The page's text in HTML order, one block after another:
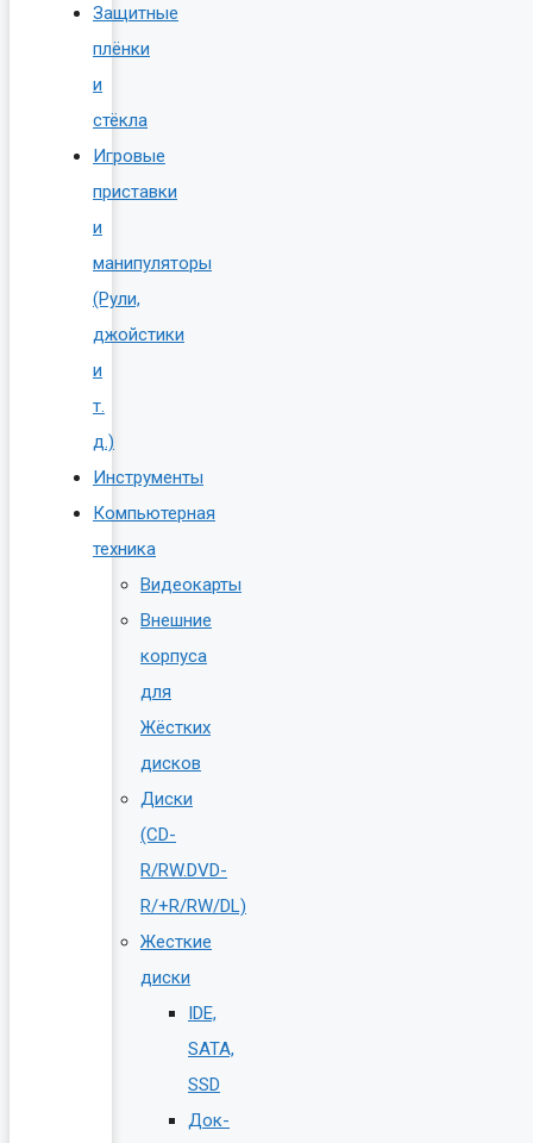
Защитные
плёнки
и
стёкла
Игровые
приставки
и
манипуляторы
(Рули,
джойстики
и
т.
д.)
Инструменты
Компьютерная
техника
Видеокарты
Внешние
корпуса
для
Жёстких
дисков
Диски
(CD-
R/RW.DVD-
R/+R/RW/DL)
Жесткие
диски
IDE,
SATA,
SSD
Док-